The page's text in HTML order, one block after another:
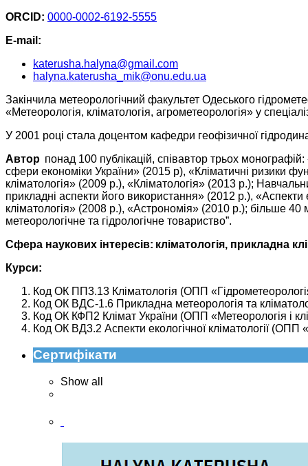
ORCID: 0000-0002-6192-5555
E-mail:
katerusha.halyna@gmail.com
halyna.katerusha_mik@onu.edu.ua
Закінчила метеорологічний факультет Одеського
«Метеорологія, кліматологія, агрометеорологія» у
У 2001 році стала доцентом кафедри геофізичної
Автор понад 100 публікацій, співавтор трьох
сфери економіки України» (2015 р), «Кліматичні ризики
кліматологія» (2009 р.), «Кліматологія» (2013 р.);
прикладні аспекти його використання» (2012 р.), «Аспекти
кліматологія» (2008 р.), «Астрономія» (2010 р.); більше 40
метеорологічне та гідрологічне товариство”.
Сфера наукових інтересів: кліматологія, прикладна
Курси:
Код ОК ПП3.13 Кліматологія (ОПП
Код ОК ВДС-1.6 Прикладна метеорологія та
Код ОК КФП2 Клімат України (ОПП «Метеорологія і
Код ОК ВД3.2 Аспекти екологічної кліматології (ОПП
Сертифікати
Show all